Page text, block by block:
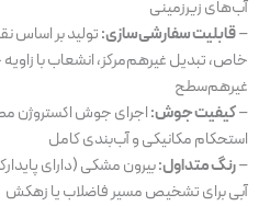
آب‌های زیرزمینی
–قابلیت سفارشی‌سازی:تولید بر اساس
خاص، تبدیل غیرهم‌مرکز، انشعاب با
غیرهم‌سطح
–کیفیت جوش:اجرای جوش اکستروژن
استحکام مکانیکی و آب‌بندی کامل
–رنگ متداول:
آبی برای تشخیص مسیر فاضلاب یا زهکش